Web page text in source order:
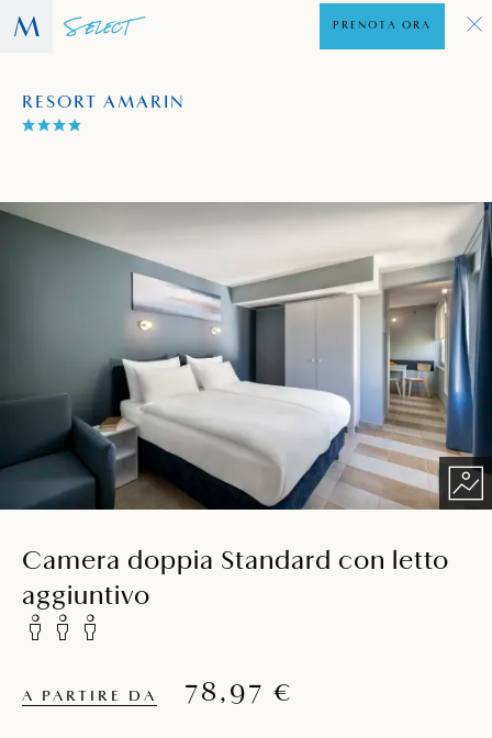
RESORT AMARIN
PRENOTA ORA
Camera doppia Standard con letto
aggiuntivo
A PARTIRE DA 78,97 €